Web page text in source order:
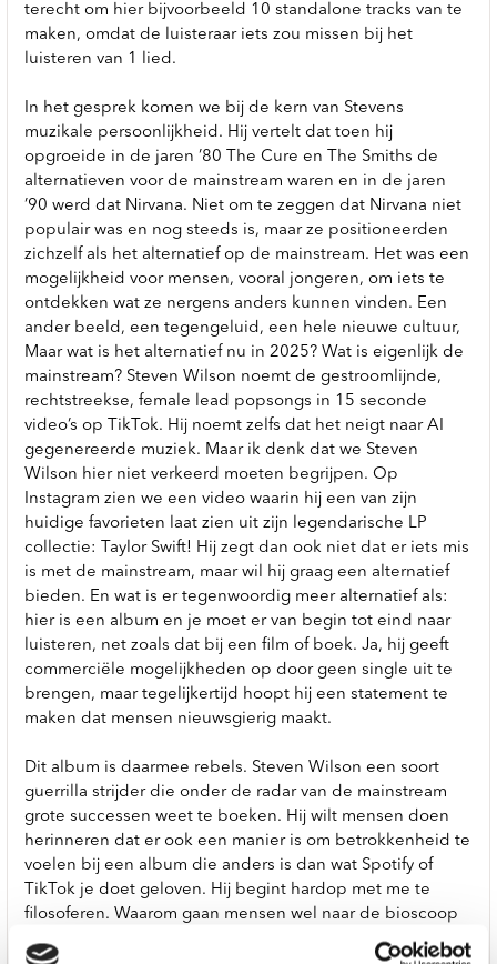
terecht om hier bijvoorbeeld 10 standalone tracks van te
maken, omdat de luisteraar iets zou missen bij het
luisteren van 1 lied.
In het gesprek komen we bij de kern van Stevens
muzikale persoonlijkheid. Hij vertelt dat toen hij
opgroeide in de jaren ’80 The Cure en The Smiths de
alternatieven voor de mainstream waren en in de jaren
’90 werd dat Nirvana. Niet om te zeggen dat Nirvana niet
populair was en nog steeds is, maar ze positioneerden
zichzelf als het alternatief op de mainstream. Het was een
mogelijkheid voor mensen, vooral jongeren, om iets te
ontdekken wat ze nergens anders kunnen vinden. Een
ander beeld, een tegengeluid, een hele nieuwe cultuur,
Maar wat is het alternatief nu in 2025? Wat is eigenlijk de
mainstream? Steven Wilson noemt de gestroomlijnde,
rechtstreekse, female lead popsongs in 15 seconde
video’s op TikTok. Hij noemt zelfs dat het neigt naar AI
gegenereerde muziek. Maar ik denk dat we Steven
Wilson hier niet verkeerd moeten begrijpen. Op
Instagram zien we een video waarin hij een van zijn
huidige favorieten laat zien uit zijn legendarische LP
collectie: Taylor Swift! Hij zegt dan ook niet dat er iets mis
is met de mainstream, maar wil hij graag een alternatief
bieden. En wat is er tegenwoordig meer alternatief als:
hier is een album en je moet er van begin tot eind naar
luisteren, net zoals dat bij een film of boek. Ja, hij geeft
commerciële mogelijkheden op door geen single uit te
brengen, maar tegelijkertijd hoopt hij een statement te
maken dat mensen nieuwsgierig maakt.
Dit album is daarmee rebels. Steven Wilson een soort
guerrilla strijder die onder de radar van de mainstream
grote successen weet te boeken. Hij wilt mensen doen
herinneren dat er ook een manier is om betrokkenheid te
voelen bij een album die anders is dan wat Spotify of
TikTok je doet geloven. Hij begint hardop met me te
filosoferen. Waarom gaan mensen wel naar de bioscoop
gaan voor een Marvel film van meer dan 2 uur, maar lijkt